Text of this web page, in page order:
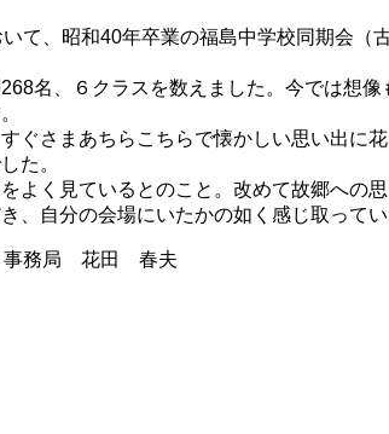
て、昭和40年卒業の福島中学校同期会（
名、６クラスを数えました。今では想
ぐさまあちらこちらで懐かしい思い出に
た。
よく見ているとのこと。改めて故郷への
、自分の会場にいたかの如く感じ取ってい
事務局 花田 春夫